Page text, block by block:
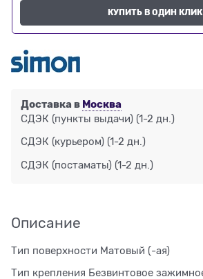
КУПИТЬ В ОДИН КЛИК
Доставка в Москва
СДЭК (пункты выдачи) (1-2 дн.)
СДЭК (курьером) (1-2 дн.)
СДЭК (постаматы) (1-2 дн.)
Описание
Тип поверхности Матовый (-ая)
Тип крепления Безвинтовое